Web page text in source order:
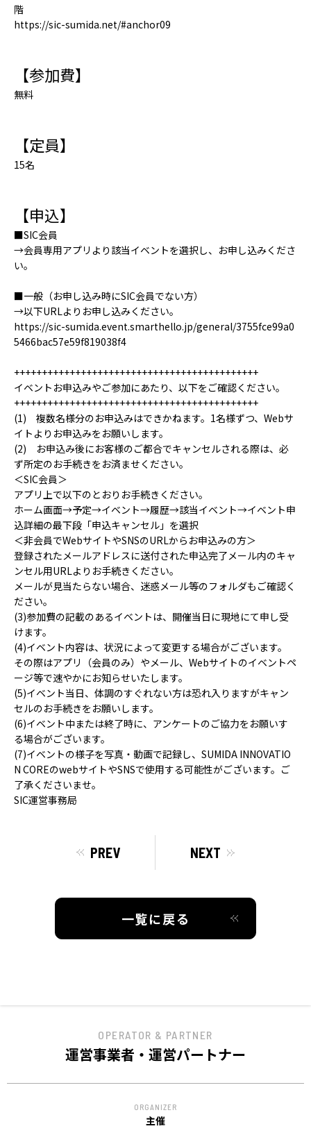
階
https://sic-sumida.net/#anchor09
【参加費】
無料
【定員】
15名
【申込】
■SIC会員
→会員専用アプリより該当イベントを選択し、お申し込みくださ
い。
■一般（お申し込み時にSIC会員でない方）
→以下URLよりお申し込みください。
https://sic-sumida.event.smarthello.jp/general/3755fce99a0
5466bac57e59f819038f4
++++++++++++++++++++++++++++++++++++++++++++
イベントお申込みやご参加にあたり、以下をご確認ください。
++++++++++++++++++++++++++++++++++++++++++++
(1) 複数名様分のお申込みはできかねます。1名様ずつ、Webサ
イトよりお申込みをお願いします。
(2) お申込み後にお客様のご都合でキャンセルされる際は、必
ず所定のお手続きをお済ませください。
＜SIC会員＞
アプリ上で以下のとおりお手続きください。
ホーム画面→予定→イベント→履歴→該当イベント→イベント申
込詳細の最下段「申込キャンセル」を選択
＜非会員でWebサイトやSNSのURLからお申込みの方＞
登録されたメールアドレスに送付された申込完了メール内のキャ
ンセル用URLよりお手続きください。
メールが見当たらない場合、迷惑メール等のフォルダもご確認く
ださい。
(3)参加費の記載のあるイベントは、開催当日に現地にて申し受
けます。
(4)イベント内容は、状況によって変更する場合がございます。
その際はアプリ（会員のみ）やメール、Webサイトのイベントペ
ージ等で速やかにお知らせいたします。
(5)イベント当日、体調のすぐれない方は恐れ入りますがキャン
セルのお手続きをお願いします。
(6)イベント中または終了時に、アンケートのご協力をお願いす
る場合がございます。
(7)イベントの様子を写真・動画で記録し、SUMIDA INNOVATIO
N COREのwebサイトやSNSで使用する可能性がございます。ご
了承くださいませ。
SIC運営事務局
PREV NEXT
一覧に戻る
OPERATOR & PARTNER
運営事業者・運営パートナー
ORGANIZER
主催